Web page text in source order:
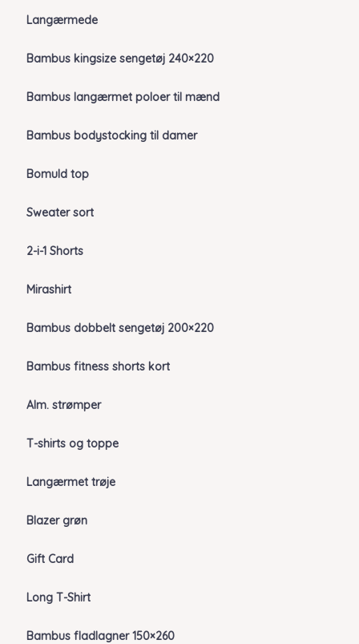
Langærmede
Bambus kingsize sengetøj 240×220
Bambus langærmet poloer til mænd
Bambus bodystocking til damer
Bomuld top
Sweater sort
2-i-1 Shorts
Mirashirt
Bambus dobbelt sengetøj 200×220
Bambus fitness shorts kort
Alm. strømper
T-shirts og toppe
Langærmet trøje
Blazer grøn
Gift Card
Long T-Shirt
Bambus fladlagner 150×260